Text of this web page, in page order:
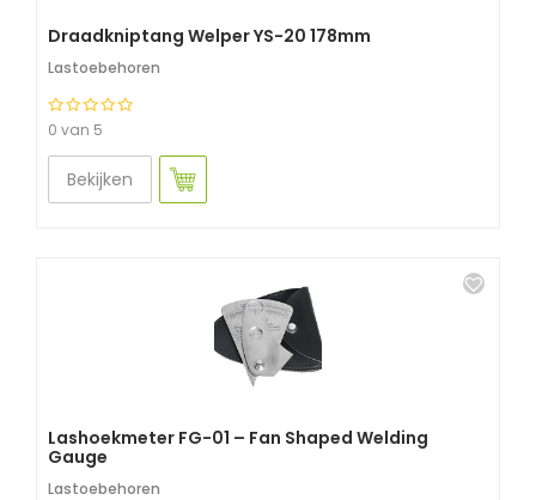
Draadkniptang Welper YS-20 178mm
Lastoebehoren
0 van 5
Bekijken
Lashoekmeter FG-01 – Fan Shaped Welding
Gauge
Lastoebehoren